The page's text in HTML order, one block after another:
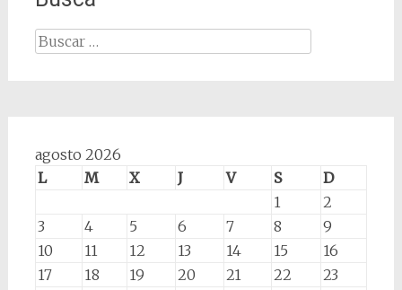
Buscar:
agosto 2026
L
M X J V S
D
1
2
3
4 5 6 7 8
9
10
11 12 13 14 15
16
17
18 19 20 21 22
23